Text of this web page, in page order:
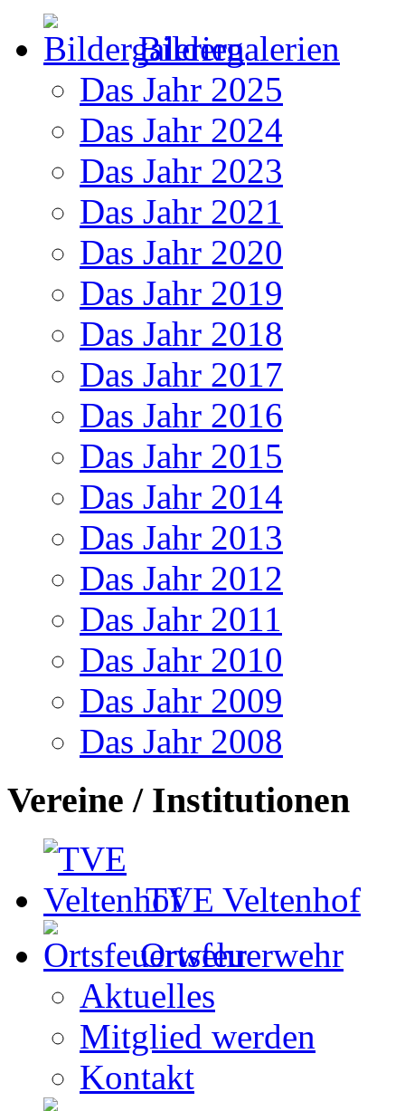
Bildergalerien
Das Jahr 2025
Das Jahr 2024
Das Jahr 2023
Das Jahr 2021
Das Jahr 2020
Das Jahr 2019
Das Jahr 2018
Das Jahr 2017
Das Jahr 2016
Das Jahr 2015
Das Jahr 2014
Das Jahr 2013
Das Jahr 2012
Das Jahr 2011
Das Jahr 2010
Das Jahr 2009
Das Jahr 2008
Vereine / Institutionen
TVE Veltenhof
Ortsfeuerwehr
Aktuelles
Mitglied werden
Kontakt